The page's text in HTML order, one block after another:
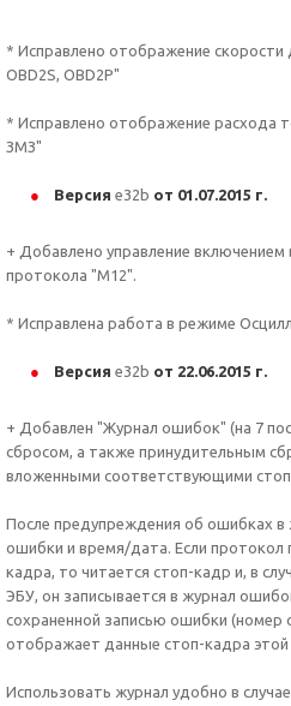
* Исправлено отображение скорости
OBD2S, OBD2P"
* Исправлено отображение расхода
ЗМЗ"
Версия e32b от 01.07.2015 г.
+ Добавлено управление включением
протокола "М12".
* Исправлена работа в режиме
Версия e32b от 22.06.2015 г.
+ Добавлен "Журнал ошибок" (на 7
сбросом, а также принудительным
вложенными соответствующими
После предупреждения об ошибках в
ошибки и время/дата. Если протокол
кадра, то читается стоп-кадр и, в
ЭБУ, он записывается в журнал
сохраненной записью ошибки
отображает данные стоп-кадра
Использовать журнал удобно в